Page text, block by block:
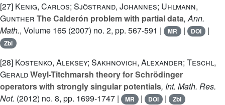
[27] Kenig, Carlos; Sjöstrand, Johannes; Uhlmann,
Gunther The Calderón problem with partial data, Ann.
Math., Volume 165 (2007) no. 2, pp. 567-591 | MR | DOI |
Zbl
[28] Kostenko, Aleksey; Sakhnovich, Alexander; Teschl,
GeraldWeyl-Titchmarsh theory for Schrödinger
operators with strongly singular potentials, Int. Math. Res.
Not. (2012) no. 8, pp. 1699-1747 | MR | DOI | Zbl